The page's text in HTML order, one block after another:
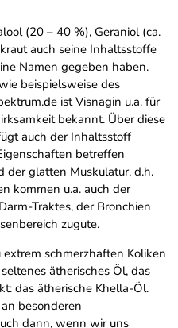
(20 – 40 %), Geraniol (ca.
auch seine Inhaltsstoffe
Namen gegeben haben.
beispielsweise des
ist Visnagin u.a. für
bekannt. Über diese
auch der Inhaltsstoff
betreffen
der glatten Muskulatur, d.h.
kommen u.a. auch der
Traktes, der Bronchien
zugute.
schmerzhaften Koliken
ätherisches Öl, das
das ätherische Khella-Öl.
besonderen
dann, wenn wir uns